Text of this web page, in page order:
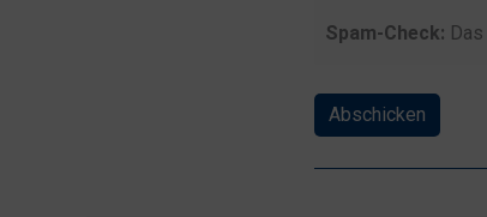
Spam-Check:
Abschicken